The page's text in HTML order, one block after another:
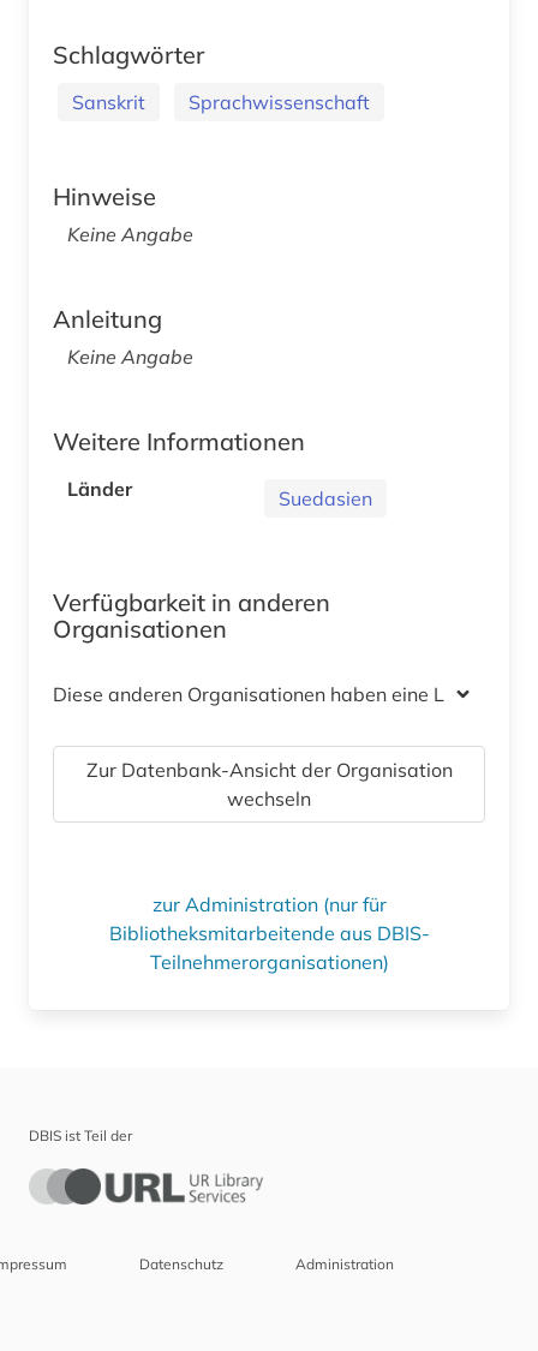
Schlagwörter
Sanskrit Sprachwissenschaft
Hinweise
Keine Angabe
Anleitung
Keine Angabe
Weitere Informationen
Länder Suedasien
Verfügbarkeit in anderen
Organisationen
Diese anderen Organisationen haben eine Lizenz
Zur Datenbank-Ansicht der Organisation
wechseln
zur Administration (nur für
Bibliotheksmitarbeitende aus DBIS-
Teilnehmerorganisationen)
DBIS ist Teil der
Datenschutz Administration